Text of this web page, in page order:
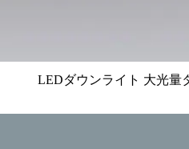
LEDダウンライト 大光量